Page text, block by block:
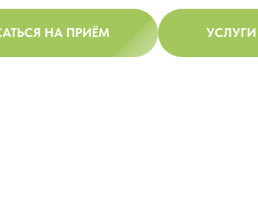
НА ПРИЁМ УСЛУГИ